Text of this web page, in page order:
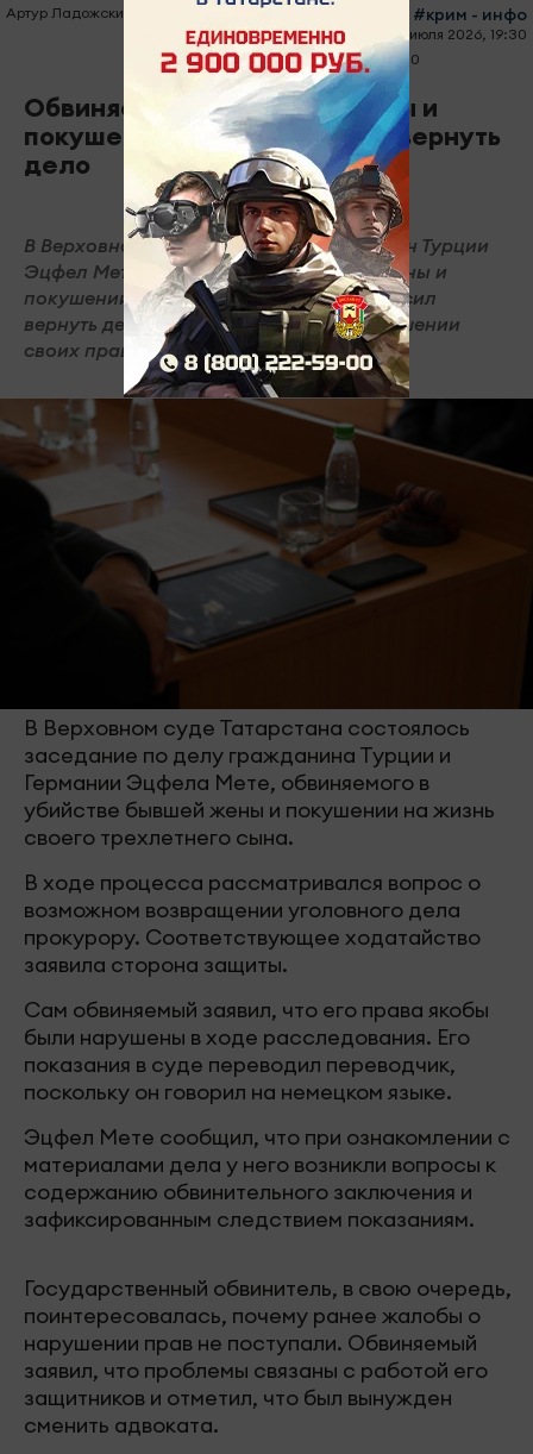
Артур Ладожский #крим - инфо
06 июля 2026, 19:30
519
0 0
Обвиняемый в убийстве жены и
покушении на сына требует вернуть
дело
В Верховном суде Татарстана гражданин Турции
Эцфел Мете, обвиняемый в убийстве жены и
покушении на трехлетнего сына, попросил
вернуть дело прокурору, заявив о нарушении
своих прав. Решение ожидается завтра.
В Верховном суде Татарстана состоялось
заседание по делу гражданина Турции и
Германии Эцфела Мете, обвиняемого в
убийстве бывшей жены и покушении на жизнь
своего трехлетнего сына.
В ходе процесса рассматривался вопрос о
возможном возвращении уголовного дела
прокурору. Соответствующее ходатайство
заявила сторона защиты.
Сам обвиняемый заявил, что его права якобы
были нарушены в ходе расследования. Его
показания в суде переводил переводчик,
поскольку он говорил на немецком языке.
Эцфел Мете сообщил, что при ознакомлении с
материалами дела у него возникли вопросы к
содержанию обвинительного заключения и
зафиксированным следствием показаниям.
Государственный обвинитель, в свою очередь,
поинтересовалась, почему ранее жалобы о
нарушении прав не поступали. Обвиняемый
заявил, что проблемы связаны с работой его
защитников и отметил, что был вынужден
сменить адвоката.